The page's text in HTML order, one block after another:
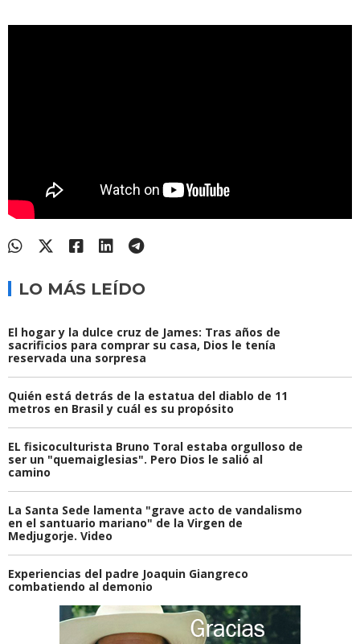
LO MÁS LEÍDO
El hogar y la dulce cruz de James: Tras años de
sacrificios para comprar su casa, Dios le tenía
reservada una sorpresa
Quién está detrás de la estatua del diablo de 11
metros en Brasil y cuál es su propósito
EL fisicoculturista Bruno Toral estaba orgulloso de
ser un "quemaiglesias". Pero Dios le salió al
camino
La Santa Sede lamenta "grave acto de vandalismo
en el santuario mariano" de la Virgen de
Medjugorje. Video
Experiencias del padre Joaquin Giangreco
combatiendo al demonio